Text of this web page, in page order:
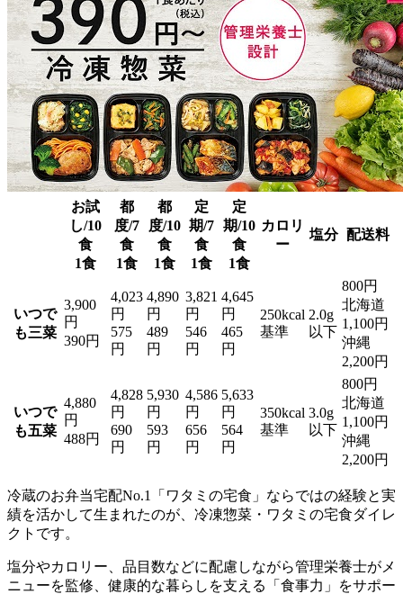
お試
し/10
食
1食
都
度/7
食
1食
都
度/10
食
1食
定
期/7
食
1食
定
期/10
食
1食
カロリ
ー
塩分 配送料
いつで
も三菜
3,900
円
390円
4,023
円
575
円
4,890
円
489
円
3,821
円
546
円
4,645
円
465
円
250kcal
基準
2.0g
以下
800円
北海道
1,100円
沖縄
2,200円
いつで
も五菜
4,880
円
488円
4,828
円
690
円
5,930
円
593
円
4,586
円
656
円
5,633
円
564
円
350kcal
基準
3.0g
以下
800円
北海道
1,100円
沖縄
2,200円
冷蔵のお弁当宅配No.1「ワタミの宅食」ならではの経験と実
績を活かして生まれたのが、冷凍惣菜・ワタミの宅食ダイレ
クト です。
塩分やカロリー、品目数などに配慮しながら管理栄養士がメ
ニューを監修、健康的な暮らしを支える「食事力」をサポー